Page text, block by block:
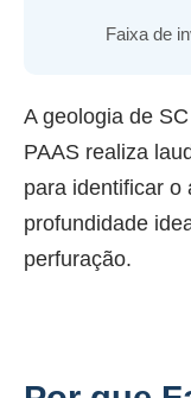
Faixa de
A geologia de
PAAS realiza
para identificar o
profundidade
perfuração.